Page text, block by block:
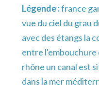
Légende :france
vue du ciel du grau
avec des étangs la
entre l'embouchure
rhône un canal est
dans la mer